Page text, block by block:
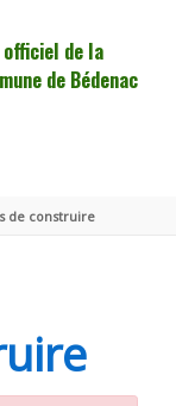
de la
de Bédenac
de construire